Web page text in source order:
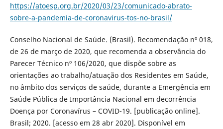
https://atoesp.org.br/2020/03/23/comunicado-abrato-
sobre-a-pandemia-de-coronavirus-tos-no-brasil/
Conselho Nacional de Saúde. (Brasil). Recomendação nº 018,
de 26 de março de 2020, que recomenda a observância do
Parecer Técnico nº 106/2020, que dispõe sobre as
orientações ao trabalho/atuação dos Residentes em Saúde,
no âmbito dos serviços de saúde, durante a Emergência em
Saúde Pública de Importância Nacional em decorrência
Doença por Coronavírus – COVID-19. [publicação online].
Brasil; 2020. [acesso em 28 abr 2020]. Disponível em